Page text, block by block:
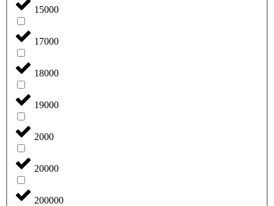
15000
17000
18000
19000
2000
20000
200000